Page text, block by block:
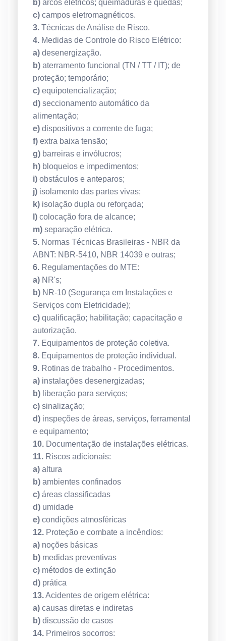
b) arcos elétricos; queimaduras e quedas;
c) campos eletromagnéticos.
3. Técnicas de Análise de Risco.
4. Medidas de Controle do Risco Elétrico:
a) desenergização.
b) aterramento funcional (TN / TT / IT); de
proteção; temporário;
c) equipotencialização;
d) seccionamento automático da
alimentação;
e) dispositivos a corrente de fuga;
f) extra baixa tensão;
g) barreiras e invólucros;
h) bloqueios e impedimentos;
i) obstáculos e anteparos;
j) isolamento das partes vivas;
k) isolação dupla ou reforçada;
l) colocação fora de alcance;
m) separação elétrica.
5. Normas Técnicas Brasileiras - NBR da
ABNT: NBR-5410, NBR 14039 e outras;
6. Regulamentações do MTE:
a) NR's;
b) NR-10 (Segurança em Instalações e
Serviços com Eletricidade);
c) qualificação; habilitação; capacitação e
autorização.
7. Equipamentos de proteção coletiva.
8. Equipamentos de proteção individual.
9. Rotinas de trabalho - Procedimentos.
a) instalações desenergizadas;
b) liberação para serviços;
c) sinalização;
d) inspeções de áreas, serviços, ferramental
e equipamento;
10. Documentação de instalações elétricas.
11. Riscos adicionais:
a) altura
b) ambientes confinados
c) áreas classificadas
d) umidade
e) condições atmosféricas
12. Proteção e combate a incêndios:
a) noções básicas
b) medidas preventivas
c) métodos de extinção
d) prática
13.Acidentes de origem elétrica:
a) causas diretas e indiretas
b) discussão de casos
14. Primeiros socorros: